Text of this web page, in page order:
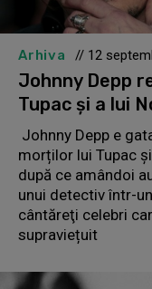
Arhiva // 12
Johnny Depp
Tupac și a lui
Johnny Depp e
morților lui Tupac
după ce amândoi
unui detectiv într-
cântăreţi celebri
supraviețuit